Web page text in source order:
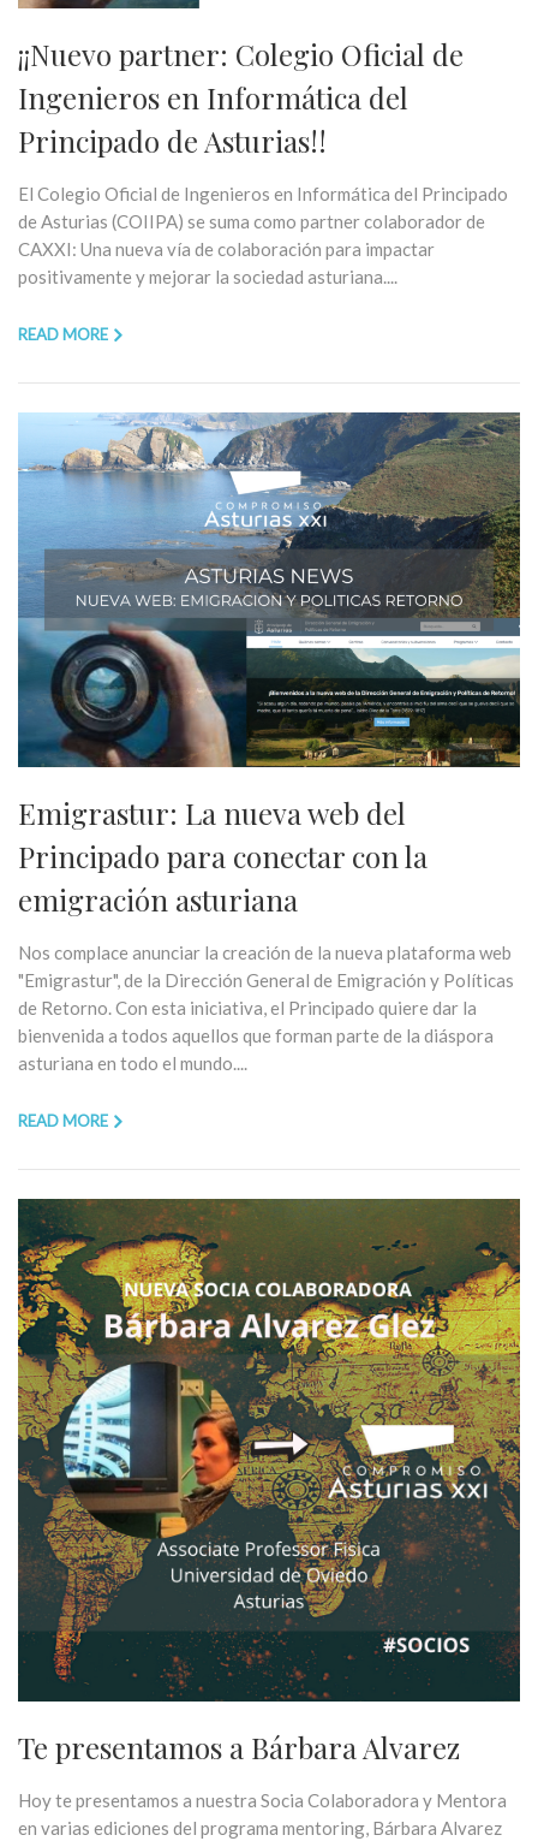
¡¡Nuevo partner: Colegio Oficial de
Ingenieros en Informática del
Principado de Asturias!!
El Colegio Oficial de Ingenieros en Informática del Principado
de Asturias (COIIPA) se suma como partner colaborador de
CAXXI: Una nueva vía de colaboración para impactar
positivamente y mejorar la sociedad asturiana....
READ MORE
Emigrastur: La nueva web del
Principado para conectar con la
emigración asturiana
Nos complace anunciar la creación de la nueva plataforma web
"Emigrastur", de la Dirección General de Emigración y Políticas
de Retorno. Con esta iniciativa, el Principado quiere dar la
bienvenida a todos aquellos que forman parte de la diáspora
asturiana en todo el mundo....
READ MORE
Te presentamos a Bárbara Alvarez
Hoy te presentamos a nuestra Socia Colaboradora y Mentora
en varias ediciones del programa mentoring, Bárbara Alvarez